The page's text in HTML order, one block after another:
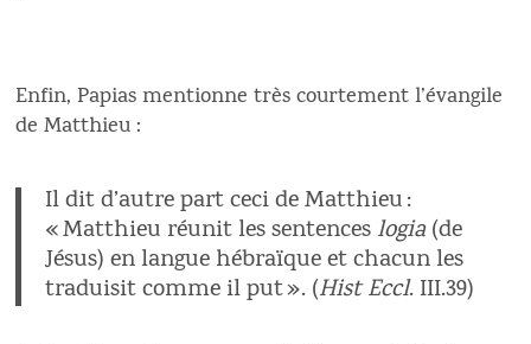
Enfin, Papias mentionne très courtement l’évangile
de Matthieu :
Il dit d’autre part ceci de Matthieu :
« Matthieu réunit les sentences logia(de
Jésus) en langue hébraïque et chacun les
traduisit comme il put ». (Hist Eccl. III.39)